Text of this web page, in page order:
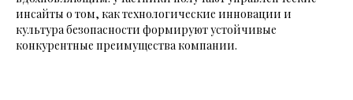
инсайты о том, как технологические инновации и
культура безопасности формируют устойчивые
конкурентные преимущества компании.